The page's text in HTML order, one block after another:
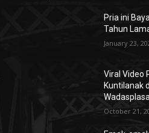
Pria ini
Tahun
January 23,
Viral Video
Kuntilanak
October 21,